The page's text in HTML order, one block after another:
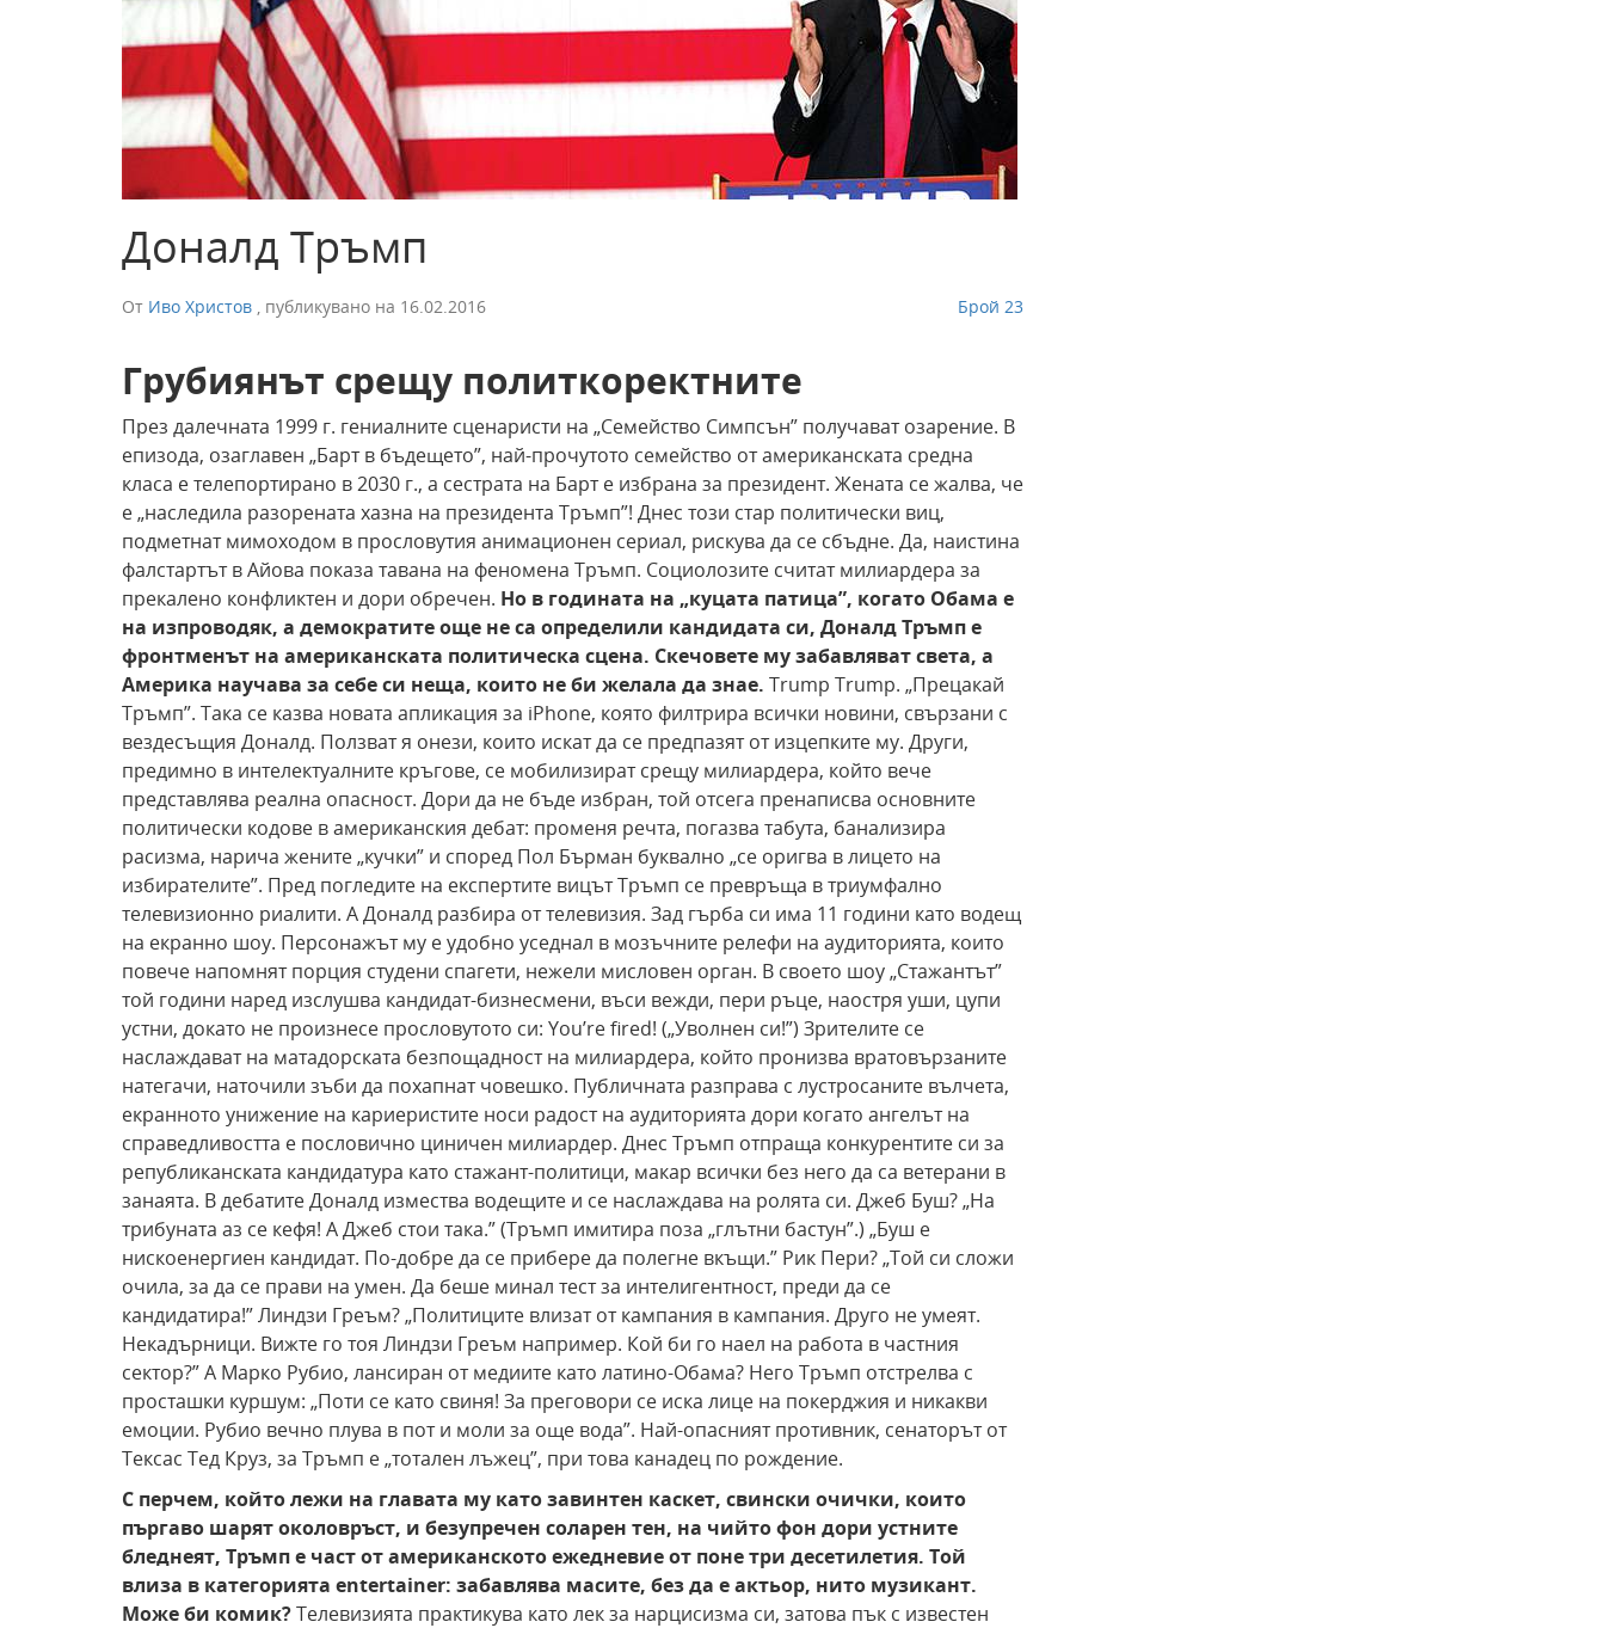
Доналд Тръмп
От Иво Христов , публикувано на 16.02.2016 Брой 23
Грубиянът срещу политкоректните
През далечната 1999 г. гениалните сценаристи на „Семейство Симпсън” получават озарение. В
епизода, озаглавен „Барт в бъдещето”, най-прочутото семейство от американската средна
класа е телепортирано в 2030 г., а сестрата на Барт е избрана за президент. Жената се жалва, че
е „наследила разорената хазна на президента Тръмп”! Днес този стар политически виц,
подметнат мимоходом в прословутия анимационен сериал, рискува да се сбъдне. Да, наистина
фалстартът в Айова показа тавана на феномена Тръмп. Социолозите считат милиардера за
прекалено конфликтен и дори обречен. Но в годината на „куцата патица”, когато Обама е
на изпроводяк, а демократите още не са определили кандидата си, Доналд Тръмп е
фронтменът на американската политическа сцена. Скечовете му забавляват света, а
Америка научава за себе си неща, които не би желала да знае. Trump Trump. „Прецакай
Тръмп”. Така се казва новата апликация за iPhone, която филтрира всички новини, свързани с
вездесъщия Доналд. Ползват я онези, които искат да се предпазят от изцепките му. Други,
предимно в интелектуалните кръгове, се мобилизират срещу милиардера, който вече
представлява реална опасност. Дори да не бъде избран, той отсега пренаписва основните
политически кодове в американския дебат: променя речта, погазва табута, банализира
расизма, нарича жените „кучки” и според Пол Бърман буквално „се оригва в лицето на
избирателите”. Пред погледите на експертите вицът Тръмп се превръща в триумфално
телевизионно риалити. А Доналд разбира от телевизия. Зад гърба си има 11 години като водещ
на екранно шоу. Персонажът му е удобно уседнал в мозъчните релефи на аудиторията, които
повече напомнят порция студени спагети, нежели мисловен орган. В своето шоу „Стажантът”
той години наред изслушва кандидат-бизнесмени, въси вежди, пери ръце, наостря уши, цупи
устни, докато не произнесе прословутото си: You’re fired! („Уволнен си!”) Зрителите се
наслаждават на матадорската безпощадност на милиардера, който пронизва вратовързаните
натегачи, наточили зъби да похапнат човешко. Публичната разправа с лустросаните вълчета,
екранното унижение на кариеристите носи радост на аудиторията дори когато ангелът на
справедливостта е пословично циничен милиардер. Днес Тръмп отпраща конкурентите си за
републиканската кандидатура като стажант-политици, макар всички без него да са ветерани в
занаята. В дебатите Доналд измества водещите и се наслаждава на ролята си. Джеб Буш? „На
трибуната аз се кефя! А Джеб стои така.” (Тръмп имитира поза „глътни бастун”.) „Буш е
нискоенергиен кандидат. По-добре да се прибере да полегне вкъщи.” Рик Пери? „Той си сложи
очила, за да се прави на умен. Да беше минал тест за интелигентност, преди да се
кандидатира!” Линдзи Греъм? „Политиците влизат от кампания в кампания. Друго не умеят.
Некадърници. Вижте го тоя Линдзи Греъм например. Кой би го наел на работа в частния
сектор?” А Марко Рубио, лансиран от медиите като латино-Обама? Него Тръмп отстрелва с
просташки куршум: „Поти се като свиня! За преговори се иска лице на покерджия и никакви
емоции. Рубио вечно плува в пот и моли за още вода”. Най-опасният противник, сенаторът от
Тексас Тед Круз, за Тръмп е „тотален лъжец”, при това канадец по рождение.
С перчем, който лежи на главата му като завинтен каскет, свински очички, които
пъргаво шарят околовръст, и безупречен соларен тен, на чийто фон дори устните
бледнеят, Тръмп е част от американското ежедневие от поне три десетилетия. Той
влиза в категорията entertainer: забавлява масите, без да е актьор, нито музикант.
Може би комик?Телевизията практикува като лек за нарцисизма си, затова пък с известен